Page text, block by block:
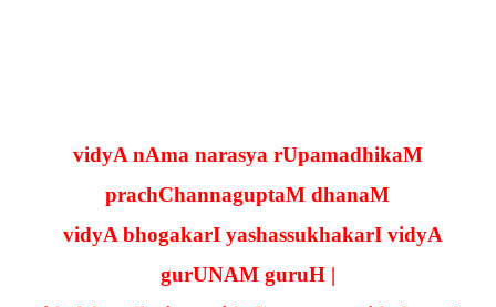
vidyA nAma narasya rUpamadhikaM
prachChannaguptaM dhanaM
vidyA bhogakarI yashassukhakarI vidyA
gurUNAM guruH |